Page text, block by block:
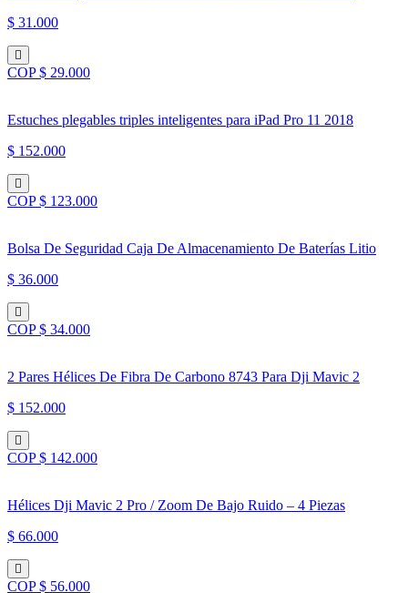
$ 31.000
COP $ 29.000
Estuches plegables triples inteligentes para iPad Pro 11 2018
$ 152.000
COP $ 123.000
Bolsa De Seguridad Caja De Almacenamiento De Baterías Litio
$ 36.000
COP $ 34.000
2 Pares Hélices De Fibra De Carbono 8743 Para Dji Mavic 2
$ 152.000
COP $ 142.000
Hélices Dji Mavic 2 Pro / Zoom De Bajo Ruido – 4 Piezas
$ 66.000
COP $ 56.000